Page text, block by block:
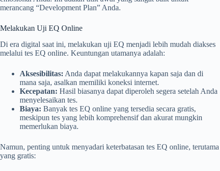
merancang “Development Plan” Anda.
Melakukan Uji EQ Online
Di era digital saat ini, melakukan uji EQ menjadi lebih mudah diakses
melalui tes EQ online. Keuntungan utamanya adalah:
Aksesibilitas: Anda dapat melakukannya kapan saja dan di
mana saja, asalkan memiliki koneksi internet.
Kecepatan: Hasil biasanya dapat diperoleh segera setelah Anda
menyelesaikan tes.
Biaya: Banyak tes EQ online yang tersedia secara gratis,
meskipun tes yang lebih komprehensif dan akurat mungkin
memerlukan biaya.
Namun, penting untuk menyadari keterbatasan tes EQ online, terutama
yang gratis: